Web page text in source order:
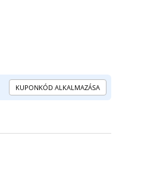
KUPONKÓD ALKALMAZÁSA